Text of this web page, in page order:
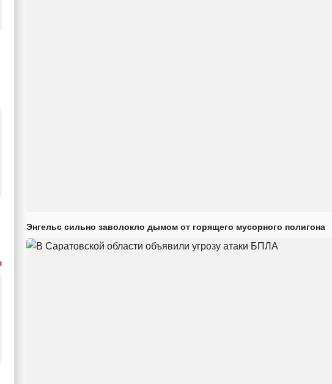
Энгельс сильно заволокло дымом от горящего мусорного полигона